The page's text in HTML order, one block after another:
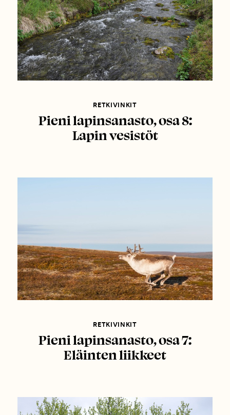
RETKIVINKIT
Pieni lapinsanasto, osa 8:
Lapin vesistöt
RETKIVINKIT
Pieni lapinsanasto, osa 7:
Eläinten liikkeet